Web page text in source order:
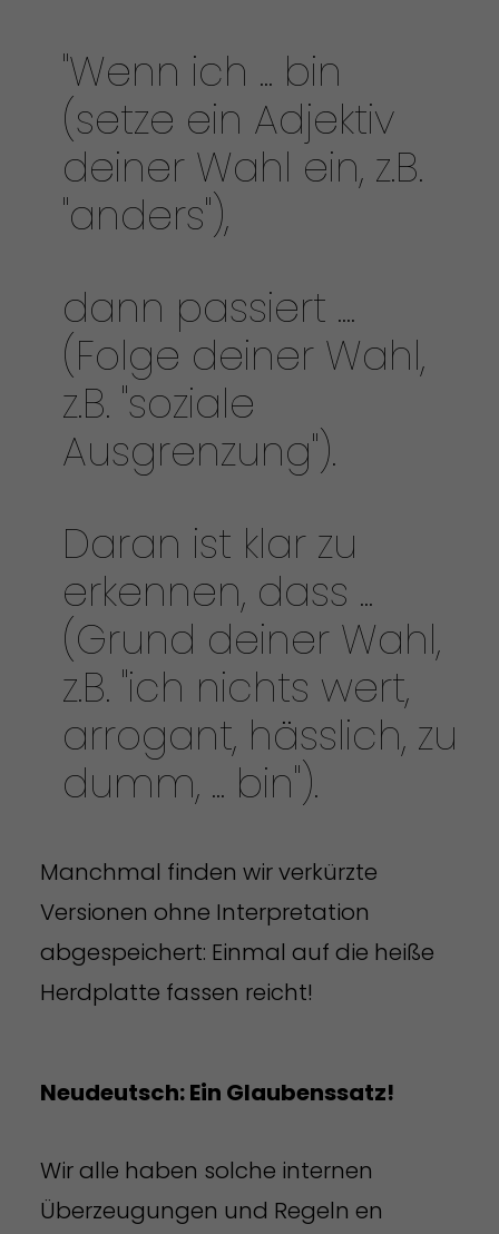
"Wenn ich ... bin
(setze ein Adjektiv
deiner Wahl ein, z.B.
"anders"),
dann passiert ....
(Folge deiner Wahl,
z.B. "soziale
Ausgrenzung").
Daran ist klar zu
erkennen, dass ...
(Grund deiner Wahl,
z.B. "ich nichts wert,
arrogant, hässlich, zu
dumm, ... bin").
Manchmal finden wir verkürzte
Versionen ohne Interpretation
abgespeichert: Einmal auf die heiße
Herdplatte fassen reicht!
Neudeutsch: Ein Glaubenssatz!
Wir alle haben solche internen
Überzeugungen und Regeln en